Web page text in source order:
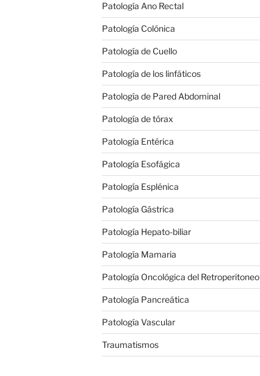
Patología Ano Rectal
Patología Colónica
Patología de Cuello
Patología de los linfáticos
Patología de Pared Abdominal
Patología de tórax
Patología Entérica
Patología Esofágica
Patología Esplénica
Patología Gástrica
Patología Hepato-biliar
Patología Mamaria
Patología Oncológica del Retroperitoneo
Patología Pancreática
Patología Vascular
Traumatismos